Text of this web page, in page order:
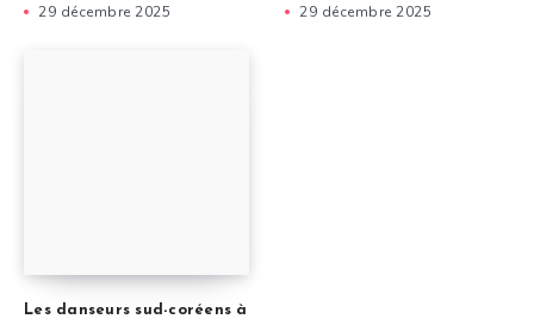
29 décembre 2025 29 décembre 2025
Les danseurs sud-coréens à